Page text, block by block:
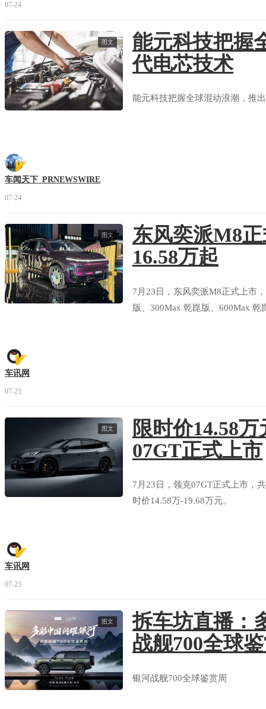
07-24
图文
能元科技把握
代电芯技术
能元科技把握全球混动浪潮，推
车闻天下_PRNEWSWIRE
07-24
图文
东风奕派M8
16.58万起
7月23日，东风奕派M8正式上市
版、300Max 乾崑版、600Max
车讯网
07-23
图文
限时价14.58
07GT正式上市
7月23日，领克07GT正式上市，
时价14.58万-19.68万元。
车讯网
07-23
图文
拆车坊直播：
战舰700全球
银河战舰700全球鉴赏周